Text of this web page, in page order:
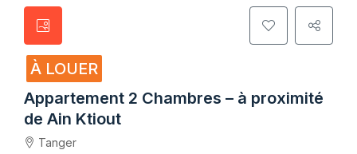
À LOUER
Appartement 2 Chambres – à proximité
de Ain Ktiout
Tanger